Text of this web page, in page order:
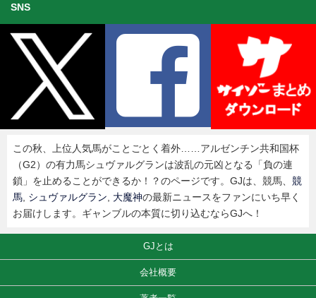
SNS
この秋、上位人気馬がことごとく着外……アルゼンチン共和国杯
（G2）の有力馬シュヴァルグランは波乱の元凶となる「負の連
鎖」を止めることができるか！？のページです。GJは、競馬、 競
馬, シュヴァルグラン, 大魔神の最新ニュースをファンにいち早く
お届けします。ギャンブルの本質に切り込むならGJへ！
GJとは
会社概要